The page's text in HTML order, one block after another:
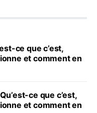
ce que c’est,
et comment en
ce que c’est,
et comment en